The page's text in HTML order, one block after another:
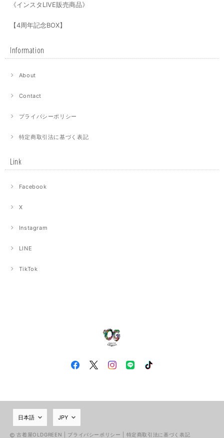
《インスタLIVE販売商品》
【4周年記念BOX】
Information
About
Contact
プライバシーポリシー
特定商取引法に基づく表記
Link
Facebook
X
Instagram
LINE
TikTok
古着屋OLDGREEN | プライバシーポリシー 特定商取引法に基づく表記